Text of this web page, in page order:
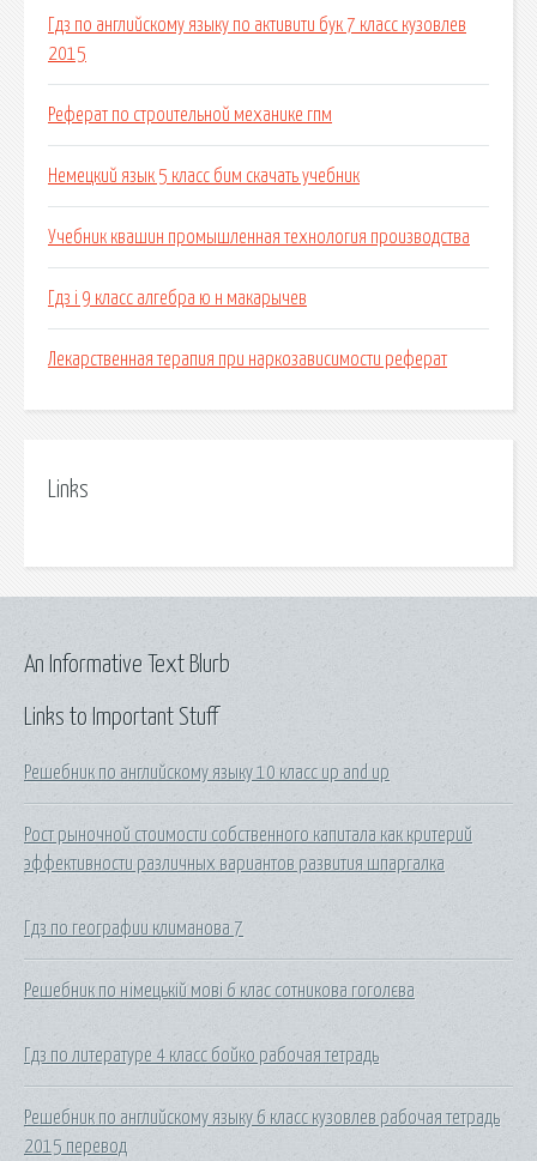
Гдз по английскому языку по активити бук 7 класс кузовлев
2015
Реферат по строительной механике гпм
Немецкий язык 5 класс бим скачать учебник
Учебник квашин промышленная технология производства
Гдз i 9 класс алгебра ю н макарычев
Лекарственная терапия при наркозависимости реферат
Links
Links to Important Stuff
Решебник по английскому языку 10 класс up and up
Рост рыночной стоимости собственного капитала как критерий
эффективности различных вариантов развития шпаргалка
Гдз по географии климанова 7
Решебник по німецькій мові 6 клас сотникова гоголєва
Гдз по литературе 4 класс бойко рабочая тетрадь
Решебник по английскому языку 6 класс кузовлев рабочая тетрадь
2015 перевод
An Informative Text Blurb